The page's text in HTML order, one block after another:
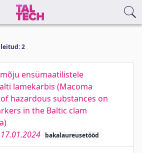
2
ensümaatilistele
lamekarbis (Macoma
hazardous substances on
in the Baltic clam
17.01.2024 bakalaureusetööd